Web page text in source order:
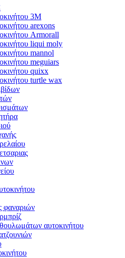
3Μ
arexons
Armorall
liqui moly
mannol
meguiars
quixx
turtle wax
φαναριών
αυτοκινήτου